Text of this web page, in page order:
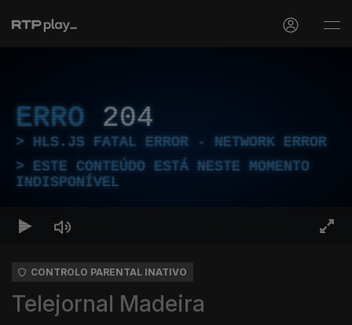
ERRO 204
HLS.JS FATAL ERROR - NETWORK ERROR
ESTE CONTEÚDO ESTÁ NESTE MOMENTO
INDISPONÍVEL
CONTROLO PARENTAL INATIVO
Telejornal Madeira